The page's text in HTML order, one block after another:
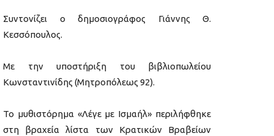
Συντονίζει ο δημοσιογράφος Γιάννης Θ.
Κεσσόπουλος.
Με την υποστήριξη του βιβλιοπωλείου
Κωνσταντινίδης (Μητροπόλεως 92).
Το μυθιστόρημα «Λέγε με Ισμαήλ» περιλήφθηκε
στη βραχεία λίστα των Κρατικών Βραβείων